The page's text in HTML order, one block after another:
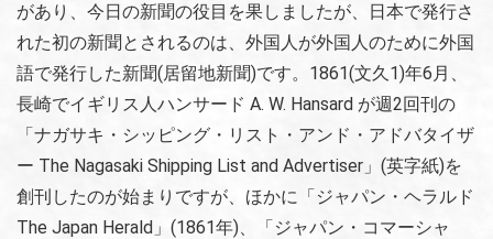
があり、今日の新聞の役目を果しましたが、日本で発行さ
れた初の新聞とされるのは、外国人が外国人のために外国
語で発行した新聞(居留地新聞)です。1861(文久1)年6月、
長崎でイギリス人ハンサード A. W. Hansard が週2回刊の
「ナガサキ・シッピング・リスト・アンド・アドバタイザ
ー The Nagasaki Shipping List and Advertiser」(英字紙)を
創刊したのが始まりですが、ほかに「ジャパン・ヘラルド
The Japan Herald」(1861年)、「ジャパン・コマーシャ